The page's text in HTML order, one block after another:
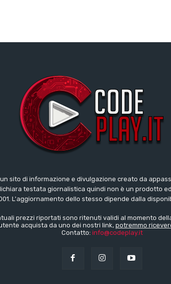
sito di informazione e divulgazione creato da
testata giornalistica quindi non è un prodotto
L'aggiornamento dello stesso dipende dalla
prezzi riportati sono ritenuti validi al momento
acquista da uno dei nostri link, potremmo
Contatto: info@codeplay.it